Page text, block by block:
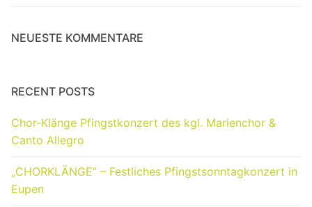
NEUESTE KOMMENTARE
RECENT POSTS
Chor-Klänge Pfingstkonzert des kgl. Marienchor &
Canto Allegro
„CHORKLÄNGE“ – Festliches Pfingstsonntagkonzert in
Eupen